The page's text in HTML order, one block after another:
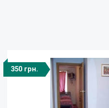
350 грн.